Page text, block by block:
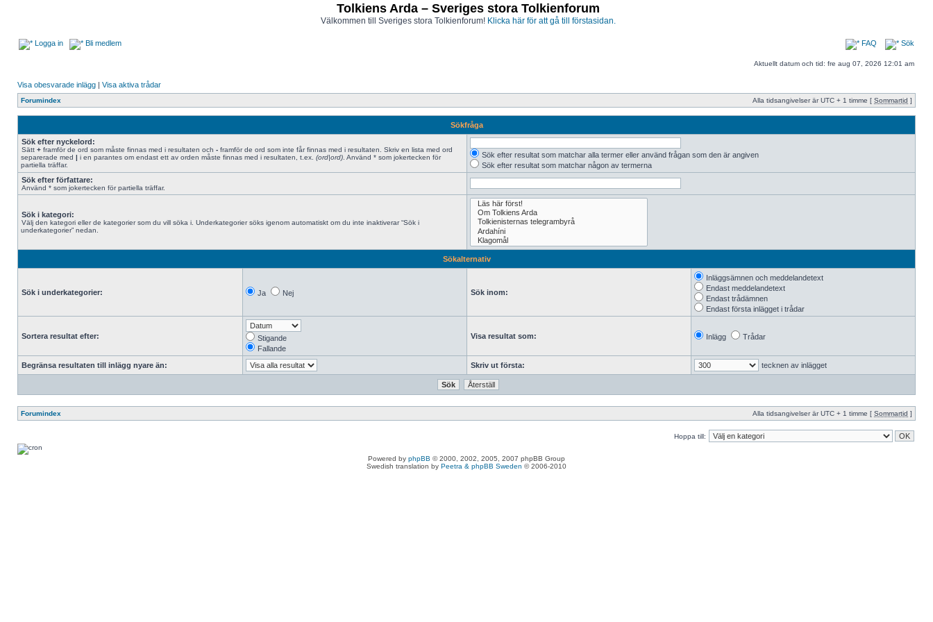
Tolkiens Arda – Sveriges stora Tolkienforum
Välkommen till Sveriges stora Tolkienforum! Klicka här för att gå till förstasidan.
Logga in Bli medlem FAQ Sök
Aktuellt datum och tid: fre aug 07, 2026 12:01 am
Visa obesvarade inlägg | Visa aktiva trådar
Forumindex Alla tidsangivelser är UTC + 1 timme [ Sommartid ]
Sökfråga
Sök efter nyckelord:
Sätt + framför de ord som måste finnas med i resultaten och - framför de ord som inte får finnas med i resultaten. Skriv en lista med ord
separerade med | i en parantes om endast ett av orden måste finnas med i resultaten, t.ex. (ord|ord) . Använd * som jokertecken för
partiella träffar.
Sök efter resultat som matchar alla termer eller använd frågan som den är angiven
Sök efter resultat som matchar någon av termerna
Sök efter författare:
Använd * som jokertecken för partiella träffar.
Sök i kategori:
Välj den kategori eller de kategorier som du vill söka i. Underkategorier söks igenom automatiskt om du inte inaktiverar “Sök i
underkategorier” nedan.
Sökalternativ
Sök i underkategorier: Ja Nej Sök inom:
Inläggsämnen och meddelandetext
Endast meddelandetext
Endast trådämnen
Endast första inlägget i trådar
Sortera resultat efter:
Stigande
Fallande
Visa resultat som: Inlägg Trådar
Begränsa resultaten till inlägg nyare än: Skriv ut första: tecknen av inlägget
Forumindex Alla tidsangivelser är UTC + 1 timme [ Sommartid ]
Hoppa till:
Powered by phpBB © 2000, 2002, 2005, 2007 phpBB Group
Swedish translation by Peetra & phpBB Sweden © 2006-2010